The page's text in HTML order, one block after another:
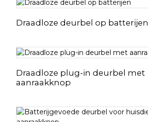
Draadloze deurbel op batterijen
Draadloze plug-in deurbel met
aanraakknop